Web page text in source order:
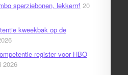
sperziebonen, lekkerrr! 20
kweekbak op de
register voor HBO
2026